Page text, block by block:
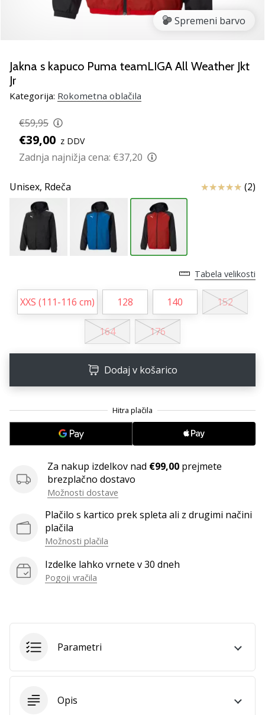
rokomentske
NITRO
SQD
Odkrivaj
novosti
in
ugotovi,
splača…
25. 11. 2024
2 min. branja
ambasador/ka
naše
rokometne
Si
kot
se
brend
ambasador/ka.
Prikaži
članke
Spremeni barvo
Jakna s kapuco Puma teamLIGA All Weather Jkt
Jr
Kategorija: Rokometna oblačila
€59,95
€39,00 z DDV
Zadnja najnižja cena: €37,20
Unisex, Rdeča Ocena izdelka
(2)
Tabela velikosti
XXS (111-116 cm) 128 140 152
164 176
Dodaj v košarico
Za nakup izdelkov nad €99,00 prejmete
brezplačno dostavo
Možnosti dostave
Plačilo s kartico prek spleta ali z drugimi načini
plačila
Možnosti plačila
Izdelke lahko vrnete v 30 dneh
Pogoji vračila
Parametri
Opis